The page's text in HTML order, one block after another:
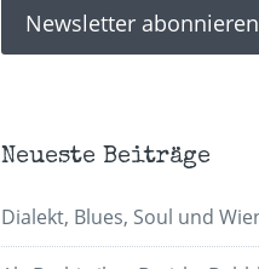
Neueste Beiträge
Dialekt, Blues, Soul und